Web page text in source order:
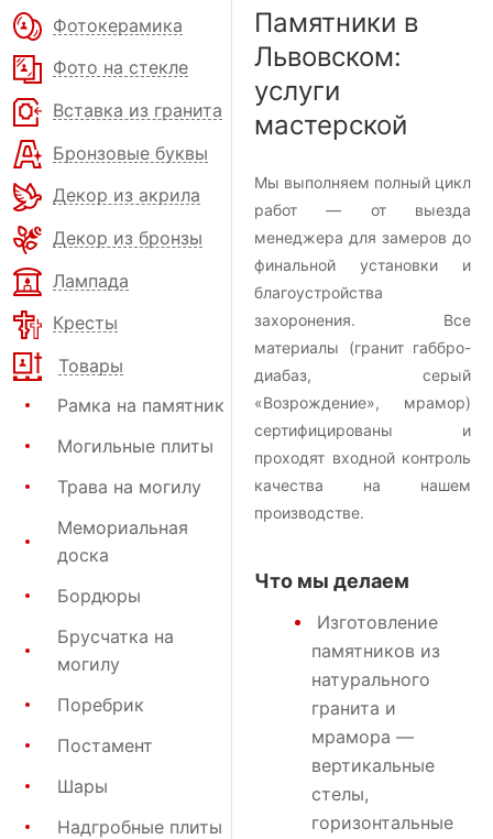
Фотокерамика
Фото на стекле
Вставка из гранита
Бронзовые буквы
Декор из акрила
Декор из бронзы
Лампада
Кресты
Товары
Рамка на памятник
Могильные плиты
Трава на могилу
Мемориальная
доска
Бордюры
Брусчатка на
могилу
Поребрик
Постамент
Шары
Надгробные плиты
Памятники в
Львовском:
услуги
мастерской
Мы выполняем полный цикл
работ — от выезда
менеджера для замеров до
финальной установки и
благоустройства
захоронения. Все
материалы (гранит габбро-
диабаз, серый
«Возрождение», мрамор)
сертифицированы и
проходят входной контроль
качества на нашем
производстве.
Что мы делаем
Изготовление
памятников из
натурального
гранита и
мрамора —
вертикальные
стелы,
горизонтальные